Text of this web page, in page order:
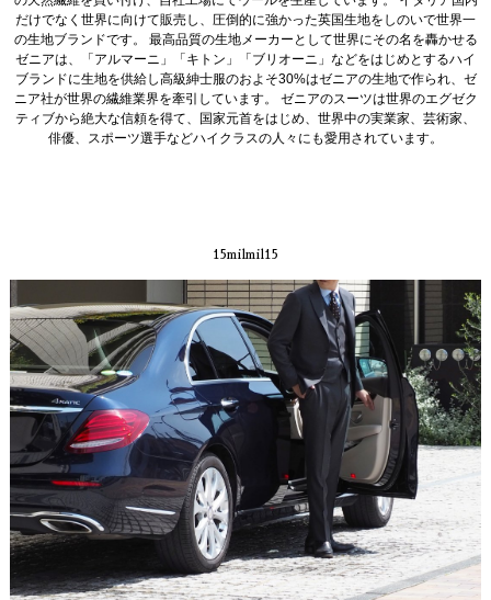
だけでなく世界に向けて販売し、圧倒的に強かった英国生地をしのいで世界一
の生地ブランドです。 最高品質の生地メーカーとして世界にその名を轟かせる
ゼニアは、「アルマーニ」「キトン」「ブリオーニ」などをはじめとするハイ
ブランドに生地を供給し高級紳士服のおよそ30%はゼニアの生地で作られ、ゼ
ニア社が世界の繊維業界を牽引しています。 ゼニアのスーツは世界のエグゼク
ティブから絶大な信頼を得て、国家元首をはじめ、世界中の実業家、芸術家、
俳優、スポーツ選手などハイクラスの人々にも愛用されています。
15milmil15